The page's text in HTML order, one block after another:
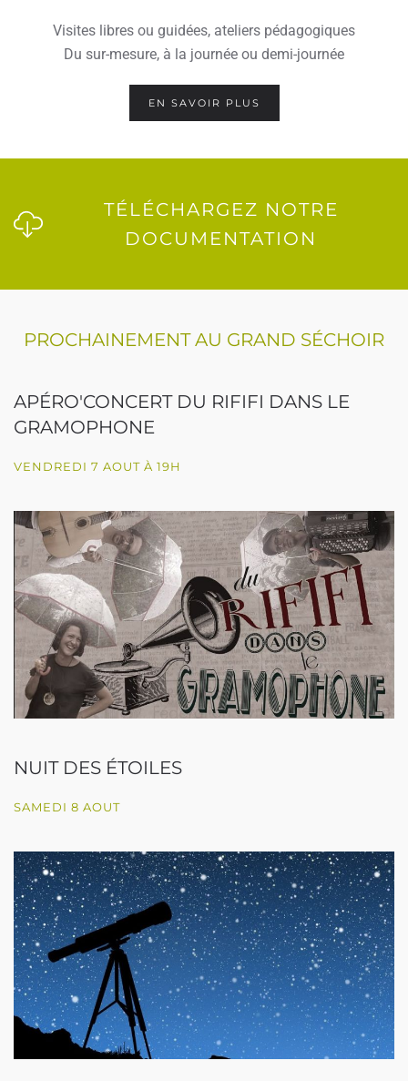
Visites libres ou guidées, ateliers pédagogiques
Du sur-mesure, à la journée ou demi-journée
EN SAVOIR PLUS
TÉLÉCHARGEZ NOTRE
DOCUMENTATION
PROCHAINEMENT AU GRAND SÉCHOIR
APÉRO'CONCERT DU RIFIFI DANS LE
GRAMOPHONE
VENDREDI 7 AOUT À 19H
NUIT DES ÉTOILES
SAMEDI 8 AOUT